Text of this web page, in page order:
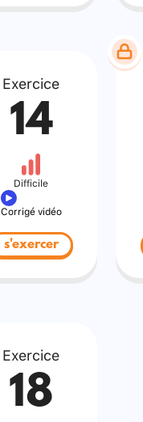
Exercice
14
Difficile
Corrigé vidéo
s'exercer
Exercice
18